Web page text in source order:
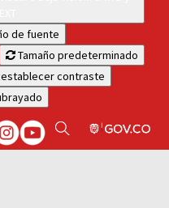
de fuente
Tamaño predeterminado
contraste